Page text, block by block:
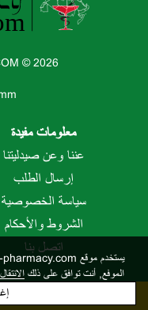
© 2026
معلومات مفيدة
عننا وعن صيدليتنا
إرسال الطلب
سياسة الخصوصية
الشروط والأحكام
اتصل بنا
يستخدم موقع alseha-pharmacy.com ملفات تعريف الارتباط
الموفع, أنت توافق على ذلك